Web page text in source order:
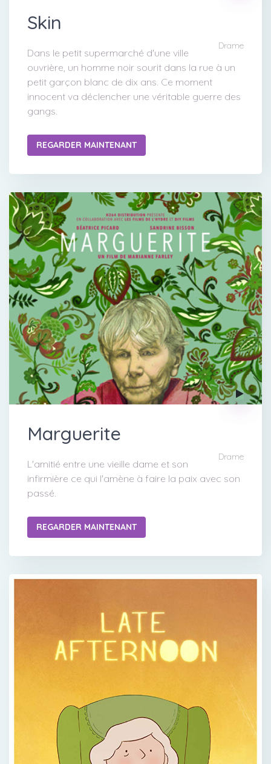
Skin
Drame
Dans le petit supermarché d'une ville
ouvrière, un homme noir sourit dans la rue à un
petit garçon blanc de dix ans. Ce moment
innocent va déclencher une véritable guerre des
gangs.
REGARDER MAINTENANT
Marguerite
Drame
L'amitié entre une vieille dame et son
infirmière ce qui l'amène à faire la paix avec son
passé.
REGARDER MAINTENANT